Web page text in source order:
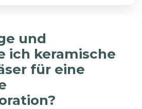
und
ich keramische
für eine